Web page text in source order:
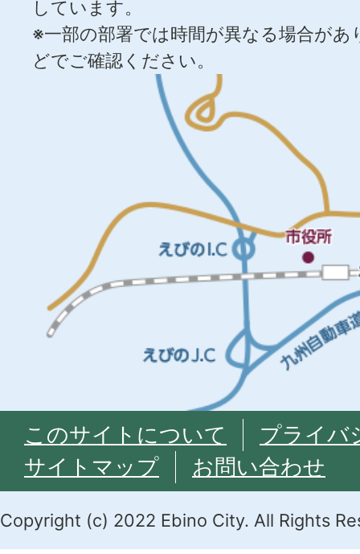
しています。
※一部の部署では時間が異なる場合が
どでご確認ください。
このサイトについて
プライバ
サイトマップ
お問い合わせ
Copyright (c) 2022 Ebino City. All Rights